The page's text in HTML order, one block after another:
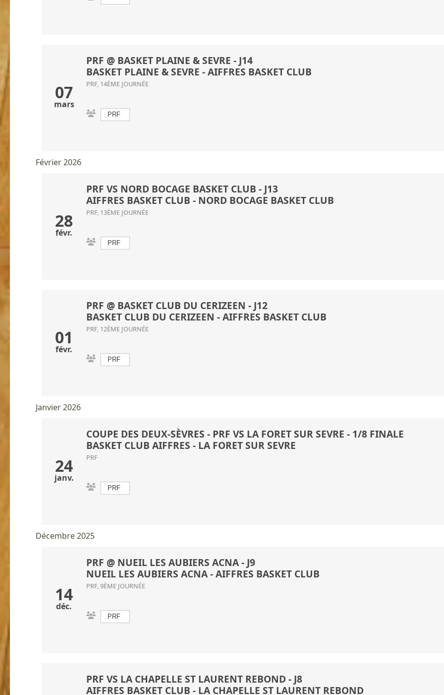
07
mars
PRF @ BASKET PLAINE & SEVRE - J14
BASKET PLAINE & SEVRE - AIFFRES BASKET CLUB
PRF, 14ÈME JOURNÉE
PRF
Février 2026
28
févr.
PRF VS NORD BOCAGE BASKET CLUB - J13
AIFFRES BASKET CLUB - NORD BOCAGE BASKET CLUB
PRF, 13ÈME JOURNÉE
PRF
01
févr.
PRF @ BASKET CLUB DU CERIZEEN - J12
BASKET CLUB DU CERIZEEN - AIFFRES BASKET CLUB
PRF, 12ÈME JOURNÉE
PRF
Janvier 2026
24
janv.
COUPE DES DEUX-SÈVRES - PRF VS LA FORET SUR SEVRE - 1/8 FINALE
BASKET CLUB AIFFRES - LA FORET SUR SEVRE
PRF
PRF
Décembre 2025
14
déc.
PRF @ NUEIL LES AUBIERS ACNA - J9
NUEIL LES AUBIERS ACNA- AIFFRES BASKET CLUB
PRF, 9ÈME JOURNÉE
PRF
PRF VS LA CHAPELLE ST LAURENT REBOND - J8
AIFFRES BASKET CLUB - LA CHAPELLE ST LAURENT REBOND